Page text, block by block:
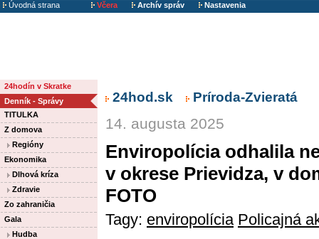
Úvodná strana
Včera Archív správ Nastavenia
24hodín v Skratke
Denník - Správy
TITULKA
Z domova
Regióny
Ekonomika
Dlhová kríza
Zdravie
Zo zahraničia
Gala
Hudba
24hod.sk Príroda-Zvieratá
14. augusta 2025
Enviropolícia odhalila
v okrese Prievidza, v
FOTO
Tagy: enviropolícia Policajná